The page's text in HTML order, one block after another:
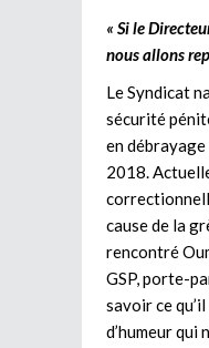
« Si le
nous allons
Le Syndicat
sécurité
en
2018.
cause de la
rencontré
GSP, porte-
savoir ce
d’humeur qui